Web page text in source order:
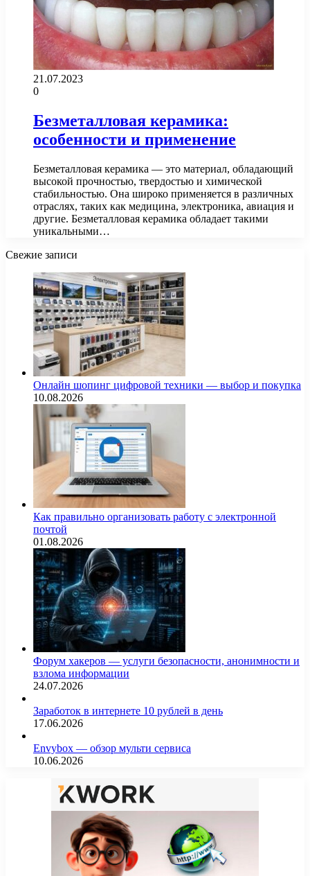
21.07.2023
0
Безметалловая керамика:
особенности и применение
Безметалловая керамика — это материал, обладающий
высокой прочностью, твердостью и химической
стабильностью. Она широко применяется в различных
отраслях, таких как медицина, электроника, авиация и
другие. Безметалловая керамика обладает такими
уникальными…
Свежие записи
Онлайн шопинг цифровой техники — выбор и покупка
10.08.2026
Как правильно организовать работу с электронной
почтой
01.08.2026
Форум хакеров — услуги безопасности, анонимности и
взлома информации
24.07.2026
Заработок в интернете 10 рублей в день
17.06.2026
Envybox — обзор мульти сервиса
10.06.2026